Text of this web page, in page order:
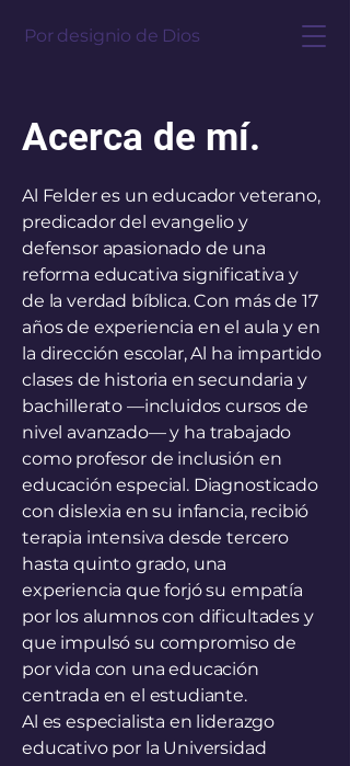
Por designio de Dios
Al Felder es un educador veterano,
predicador del evangelio y
defensor apasionado de una
reforma educativa significativa y
de la verdad bíblica. Con más de 17
años de experiencia en el aula y en
la dirección escolar, Al ha impartido
clases de historia en secundaria y
bachillerato —incluidos cursos de
nivel avanzado— y ha trabajado
como profesor de inclusión en
educación especial. Diagnosticado
con dislexia en su infancia, recibió
terapia intensiva desde tercero
hasta quinto grado, una
experiencia que forjó su empatía
por los alumnos con dificultades y
que impulsó su compromiso de
por vida con una educación
centrada en el estudiante.
Al es especialista en liderazgo
educativo por la Universidad
Acerca de mí.